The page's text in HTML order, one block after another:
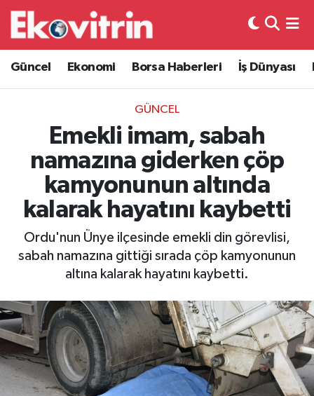
Güncel Ekonomi Borsa Haberleri İş Dünyası
GÜNCEL
Emekli imam, sabah
namazına giderken çöp
kamyonunun altında
kalarak hayatını kaybetti
Ordu'nun Ünye ilçesinde emekli din görevlisi,
sabah namazına gittiği sırada çöp kamyonunun
altına kalarak hayatını kaybetti.
Güncel
Ekonomi
Borsa Haberleri
İş Dünyası
Lojistik
Otovitrin
Asayiş
Magazin
Gayrimenkul
Spor
Hava Durumu
Trafik Durumu
Süper Lig Puan Durumu ve Fikstür
Tüm Manşetler
Son Dakika Haberleri
Haber Arşivi